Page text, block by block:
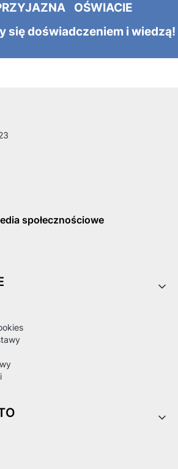
OŚWIACIE
się doświadczeniem i wiedzą!
społecznościowe